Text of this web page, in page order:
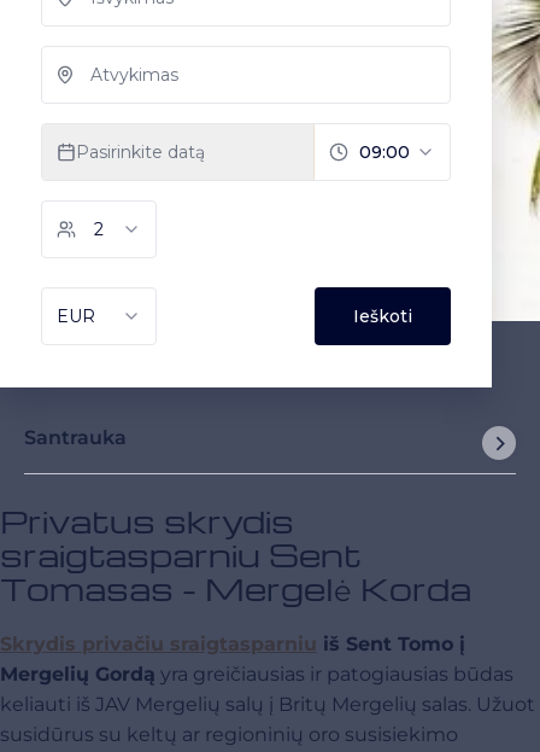
Santrauka
Privatus skrydis
sraigtasparniu Sent
Tomasas - Mergelė Korda
Skrydis privačiu sraigtasparniu iš Sent Tomo į
Mergelių Gordą yra greičiausias ir patogiausias būdas
keliauti iš JAV Mergelių salų į Britų Mergelių salas. Užuot
susidūrus su keltų ar regioninių oro susisiekimo